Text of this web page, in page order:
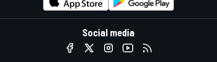
Social media